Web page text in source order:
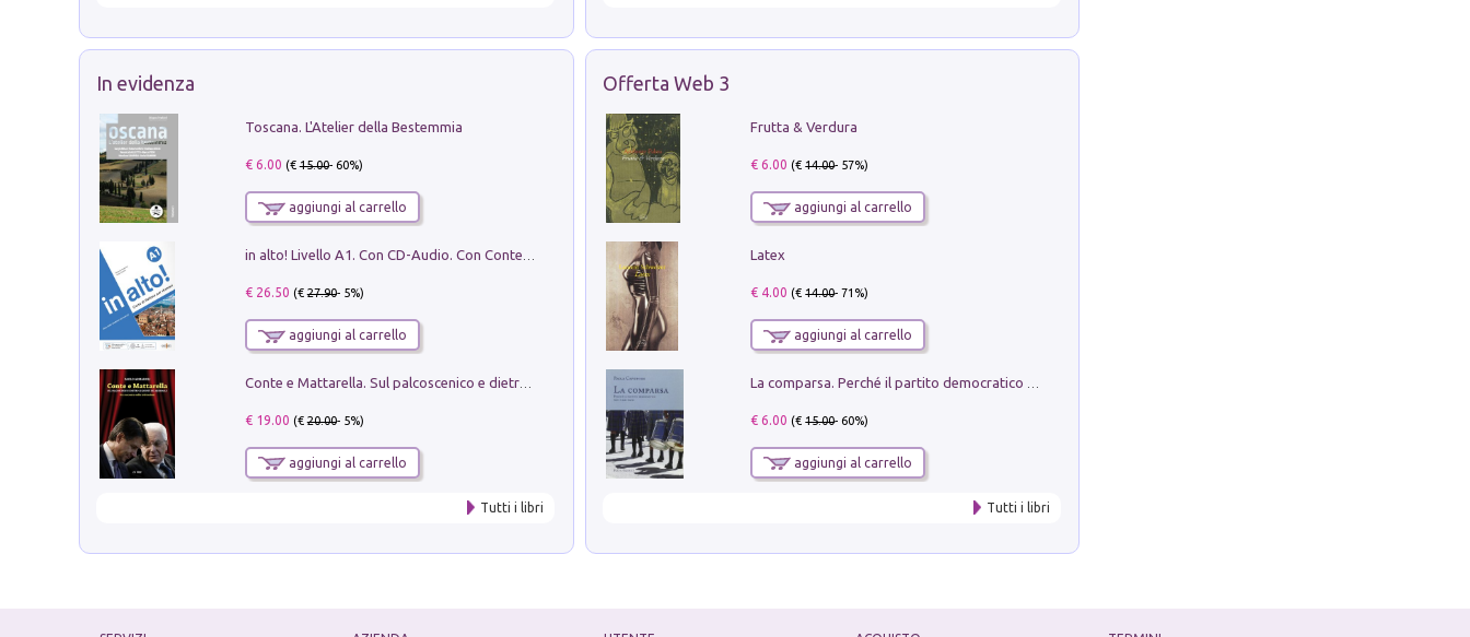
In evidenza
Toscana. L'Atelier della Bestemmia
€ 6.00 (€15.00- 60%)
aggiungi al carrello
€ 26.50 (€27.90- 5%)
aggiungi al carrello
Conte e Mattarella. Sul palcoscenico e dietro le quinte del Quirinale. Un racconto sulle istituzioni
€ 19.00 (€20.00- 5%)
aggiungi al carrello
Tutti i libri
Offerta Web 3
Frutta & Verdura
€ 6.00 (€14.00- 57%)
aggiungi al carrello
Latex
€ 4.00 (€14.00- 71%)
aggiungi al carrello
€ 6.00 (€15.00- 60%)
aggiungi al carrello
Tutti i libri